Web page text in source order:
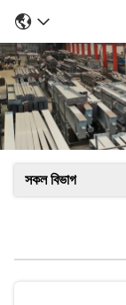
সকল বিভাগ